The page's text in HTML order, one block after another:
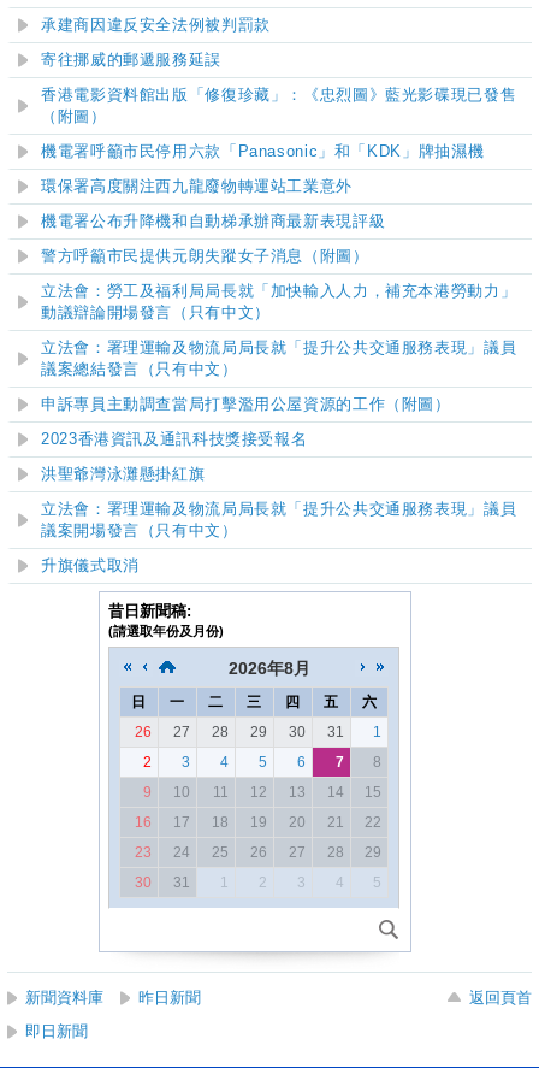
承建商因違反安全法例被判罰款
寄往挪威的郵遞服務延誤
香港電影資料館出版「修復珍藏」：《忠烈圖》藍光影碟現已發售
（附圖）
機電署呼籲市民停用六款「Panasonic」和「KDK」牌抽濕機
環保署高度關注西九龍廢物轉運站工業意外
機電署公布升降機和自動梯承辦商最新表現評級
警方呼籲市民提供元朗失蹤女子消息（附圖）
立法會：勞工及福利局局長就「加快輸入人力，補充本港勞動力」
動議辯論開場發言（只有中文）
立法會：署理運輸及物流局局長就「提升公共交通服務表現」議員
議案總結發言（只有中文）
申訴專員主動調查當局打擊濫用公屋資源的工作（附圖）
2023香港資訊及通訊科技獎接受報名
洪聖爺灣泳灘懸掛紅旗
立法會：署理運輸及物流局局長就「提升公共交通服務表現」議員
議案開場發言（只有中文）
升旗儀式取消
昔日新聞稿:
(請選取年份及月份)
2026年8月
日 一 二 三 四 五
六
26
27 28 29 30 31
1
2
3 4 5 6 7
8
9
10 11 12 13 14
15
16
17 18 19 20 21
22
23
24 25 26 27 28
29
30
31 1 2 3 4 5
新聞資料庫 昨日新聞
返回頁首
即日新聞